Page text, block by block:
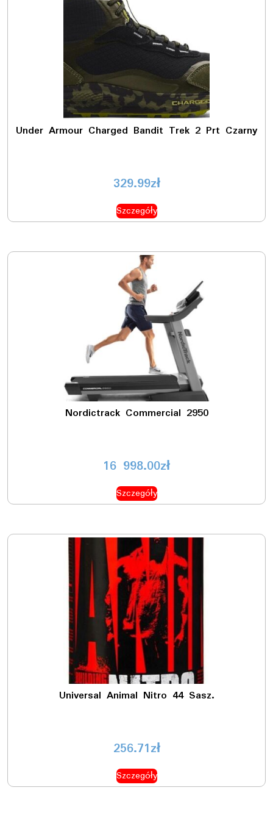
Under Armour Charged Bandit Trek 2 Prt Czarny
329.99zł
Szczegóły
Nordictrack Commercial 2950
16 998.00zł
Szczegóły
Universal Animal Nitro 44 Sasz.
256.71zł
Szczegóły